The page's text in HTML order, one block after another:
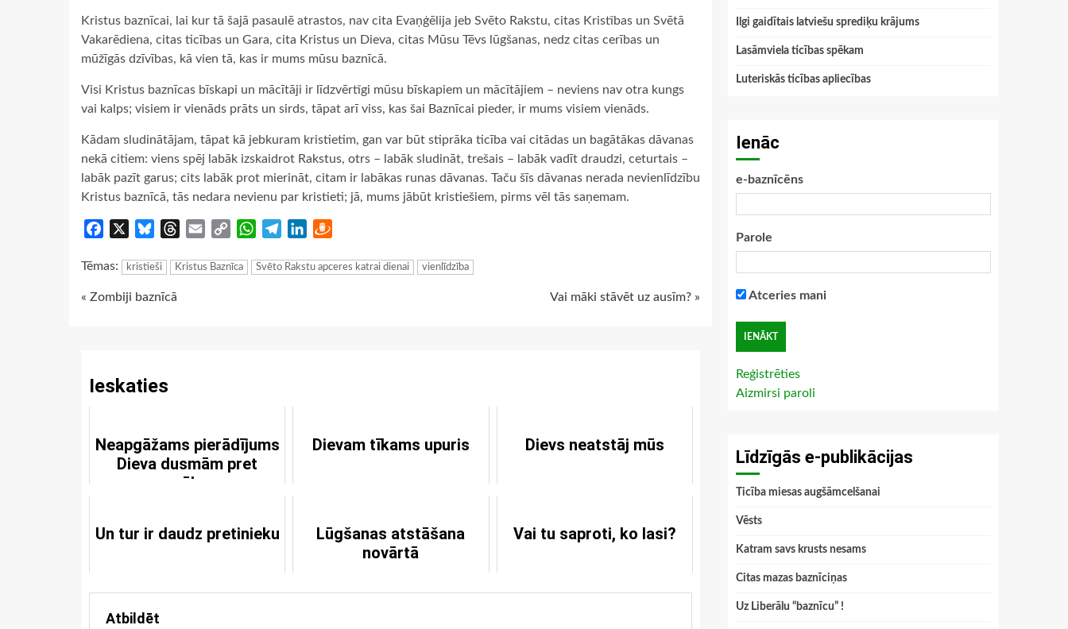
Kristus baznīcai, lai kur tā šajā pasaulē atrastos, nav cita Evaņģēlija jeb Svēto Rakstu, citas Kristības un Svētā
Vakarēdiena, citas ticības un Gara, cita Kristus un Dieva, citas Mūsu Tēvs lūgšanas, nedz citas cerības un
mūžīgās dzīvības, kā vien tā, kas ir mums mūsu baznīcā.
Visi Kristus baznīcas bīskapi un mācītāji ir līdzvērtīgi mūsu bīskapiem un mācītājiem – neviens nav otra kungs
vai kalps; visiem ir vienāds prāts un sirds, tāpat arī viss, kas šai Baznīcai pieder, ir mums visiem vienāds.
Kādam sludinātājam, tāpat kā jebkuram kristietim, gan var būt stiprāka ticība vai citādas un bagātākas dāvanas
nekā citiem: viens spēj labāk izskaidrot Rakstus, otrs – labāk sludināt, trešais – labāk vadīt draudzi, ceturtais –
labāk pazīt garus; cits labāk prot mierināt, citam ir labākas runas dāvanas. Taču šīs dāvanas nerada nevienlīdzību
Kristus baznīcā, tās nedara nevienu par kristieti; jā, mums jābūt kristiešiem, pirms vēl tās saņemam.
Facebook BlueskyThreads
Email
Copy
WhatsApp
TelegramLinkedIn
Tēmas: kristieši Kristus Baznīca Svēto Rakstu apceres katrai dienai vienlīdzība
Continue
« Zombiji baznīcā Vai māki stāvēt uz ausīm? »
Ieskaties
Neapgāžams pierādījums
Dieva dusmām pret
grēku
Dievam tīkams upuris Dievs neatstāj mūs
Un tur ir daudz pretinieku
Lūgšanas atstāšana
novārtā
Vai tu saproti, ko lasi?
Atbildēt
Ilgi gaidītais latviešu sprediķu krājums
Lasāmviela ticības spēkam
Luteriskās ticības apliecības
Ienāc
e-baznīcēns
Parole
Atceries mani
Reģistrēties
Aizmirsi paroli
Līdzīgās e-publikācijas
Ticība miesas augšāmcelšanai
Vēsts
Katram savs krusts nesams
Citas mazas baznīciņas
Uz Liberālu “baznīcu” !